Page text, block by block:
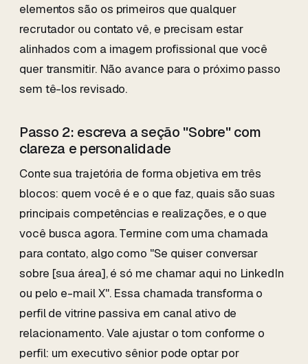
elementos são os primeiros que qualquer
recrutador ou contato vê, e precisam estar
alinhados com a imagem profissional que você
quer transmitir. Não avance para o próximo passo
sem tê-los revisado.
Passo 2: escreva a seção "Sobre" com
clareza e personalidade
Conte sua trajetória de forma objetiva em três
blocos: quem você é e o que faz, quais são suas
principais competências e realizações, e o que
você busca agora. Termine com uma chamada
para contato, algo como "Se quiser conversar
sobre [sua área], é só me chamar aqui no LinkedIn
ou pelo e-mail X". Essa chamada transforma o
perfil de vitrine passiva em canal ativo de
relacionamento. Vale ajustar o tom conforme o
perfil: um executivo sênior pode optar por